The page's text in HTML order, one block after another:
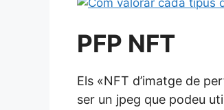
PFP NFT
Els «NFT d’imatge de
ser un jpeg que podeu